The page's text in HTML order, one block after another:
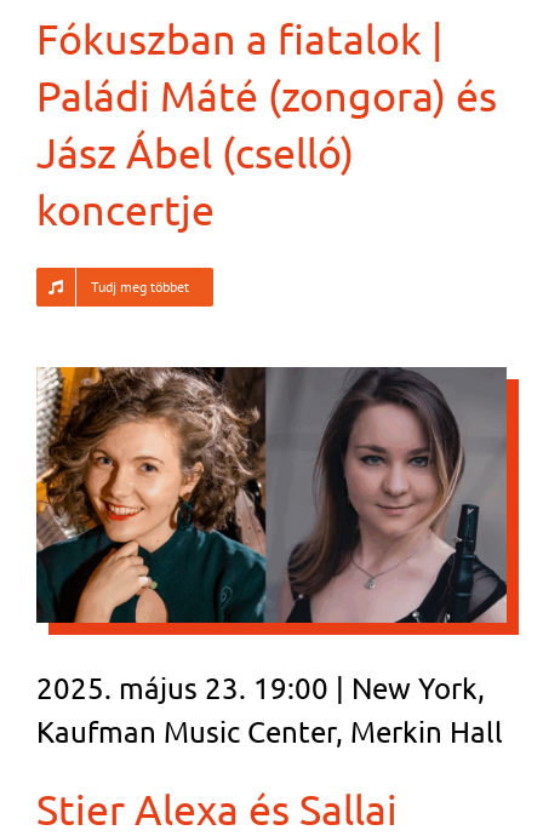
Fókuszban a fiatalok |
Paládi Máté (zongora) és
Jász Ábel (cselló)
koncertje
Tudj meg többet
2025. május 23. 19:00 | New York,
Kaufman Music Center, Merkin Hall
Stier Alexa és Sallai